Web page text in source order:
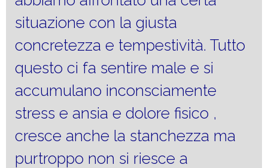
situazione con la giusta
concretezza e tempestività. Tutto
questo ci fa sentire male e si
accumulano inconsciamente
stress e ansia e dolore fisico ,
cresce anche la stanchezza ma
purtroppo non si riesce a